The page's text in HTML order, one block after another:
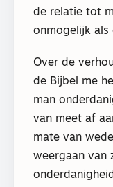
de relatie tot
onmogelijk als
Over de
de Bijbel me
man
van meet af
mate van
weergaan van